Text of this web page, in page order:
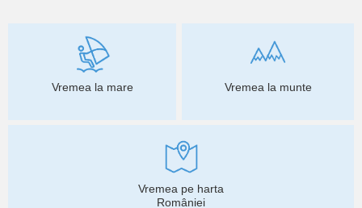
Vremea la mare Vremea la munte
Vremea pe harta
României